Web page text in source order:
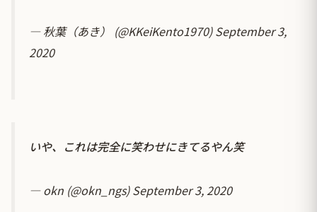
— 秋葉（あき） (@KKeiKento1970)September 3,
2020
いや、これは完全に笑わせにきてるやん笑
— okn (@okn_ngs)September 3, 2020